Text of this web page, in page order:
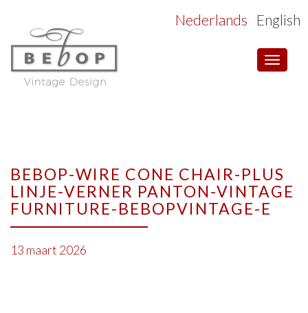
Toggle
Nederlands English
BEBOP-WIRE CONE CHAIR-PLUS
LINJE-VERNER PANTON-VINTAGE
FURNITURE-BEBOPVINTAGE-E
13 maart 2026